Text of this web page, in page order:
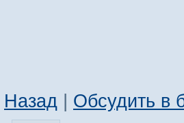
Назад | Обсудить в